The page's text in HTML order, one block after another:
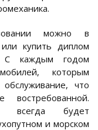
можно в
купить диплом
С каждым годом
которым
что
всегда будет
и морском